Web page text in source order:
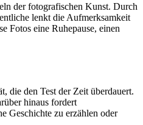
der fotografischen Kunst. Durch
lenkt die Aufmerksamkeit
Fotos eine Ruhepause, einen
die den Test der Zeit überdauert.
hinaus fordert
Geschichte zu erzählen oder